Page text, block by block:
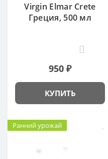
Virgin Elmar Crete
Греция, 500 мл
950 ₽
КУПИТЬ
Ранний урожай